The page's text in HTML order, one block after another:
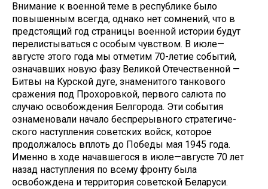
Внимание к военной теме в респу­блике было
повышенным всегда, од­нако нет сомнений, что в
предстоящий год страницы военной истории будут
перелистываться с особым чувством. В июле—
августе этого года мы отметим 70-летие событий,
означавших новую фазу Великой Отечественной —
Битвы на Курской дуге, знаменитого танково­го
сражения под Прохоровкой, перво­го салюта по
случаю освобождения Белгорода. Эти события
ознаменова­ли начало беспрерывного стратегиче­
ского наступления советских войск, которое
продолжалось вплоть до По­беды мая 1945 года.
Именно в ходе на­чавшегося в июле—августе 70 лет
на­зад наступления по всему фронту была
освобождена и территория советской Беларуси.